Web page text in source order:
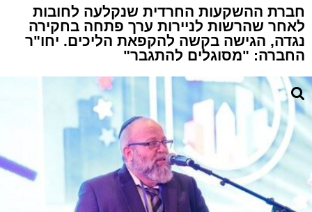
חברת ההשקעות החרדית שנקלעה לחובות
לאחר שהרשות לניירות ערך פתחה בחקירה
נגדה, הגישה בקשה להקפאת הליכים. יחו"ר
החברה: "מסוגלים להתגבר"